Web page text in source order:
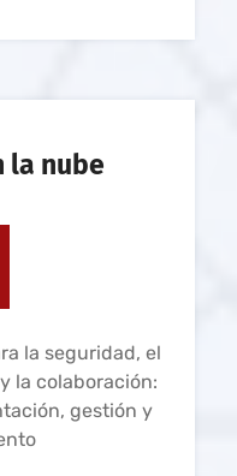
la nube
la seguridad, el
la colaboración:
gestión y